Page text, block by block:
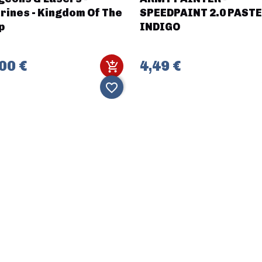
- Kingdom Of The
€
favorite_border
SPEEDPAINT 2.0
INDIGO
4,49 €